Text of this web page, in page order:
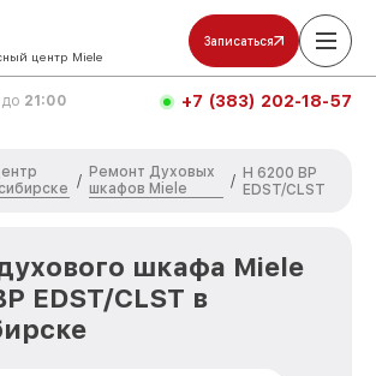
центр Miele
Записаться
до 21:00 +7 (383) 202-18-57
/
Ремонт Духовых
шкафов Miele
/ H 6200 BP
EDST/CLST
шкафа Miele
EDST/CLST в